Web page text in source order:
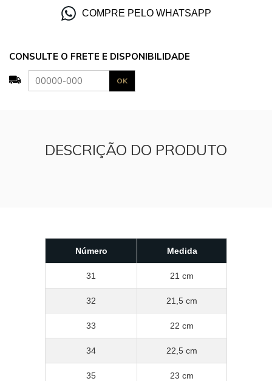
COMPRE PELO WHATSAPP
CONSULTE O FRETE E DISPONIBILIDADE
DESCRIÇÃO DO PRODUTO
Número Medida
31 21 cm
32 21,5 cm
33 22 cm
34 22,5 cm
35 23 cm